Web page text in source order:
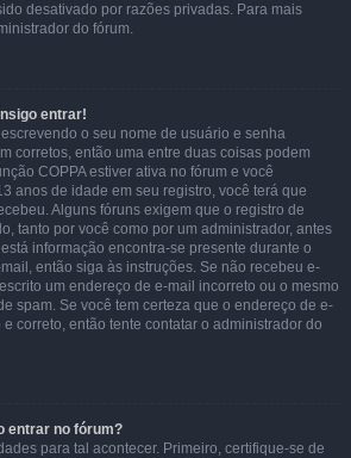
desativado por razões privadas. Para mais
do fórum.
entrar!
o seu nome de usuário e senha
corretos, então uma entre duas coisas podem
COPPA estiver ativa no fórum e você
anos de idade em seu registro, você terá que
Alguns fóruns exigem que o registro de
tanto por você como por um administrador, antes
informação encontra-se presente durante o
então siga às instruções. Se não recebeu e-
um endereço de e-mail incorreto ou o mesmo
spam. Se você tem certeza que o endereço de e-
correto, então tente contatar o administrador do
entrar no fórum?
para tal acontecer. Primeiro, certifique-se de